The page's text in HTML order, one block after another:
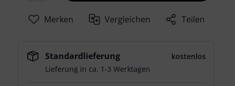
Merken Vergleichen Teilen
Standardlieferung
kostenlos
Lieferung in ca. 1-3 Werktagen